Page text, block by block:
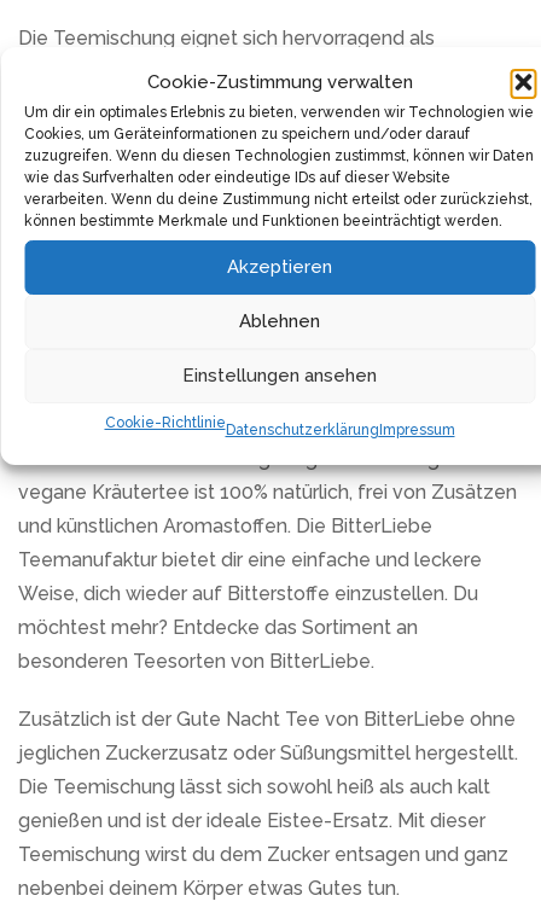
Cookie-Zustimmung verwalten
Um dir ein optimales Erlebnis zu bieten, verwenden wir Technologien wie
Cookies, um Geräteinformationen zu speichern und/oder darauf
zuzugreifen. Wenn du diesen Technologien zustimmst, können wir Daten
wie das Surfverhalten oder eindeutige IDs auf dieser Website
verarbeiten. Wenn du deine Zustimmung nicht erteilst oder zurückziehst,
können bestimmte Merkmale und Funktionen beeinträchtigt werden.
Akzeptieren
Ablehnen
Einstellungen ansehen
Cookie-RichtlinieDatenschutzerklärungImpressum
Die Teemischung eignet sich hervorragend als
Einschlafhilfe. Ein Sortiment an beruhigenden und
wohltuenden Kräutern und Pflanzen helfen dir, den
Stress und die Hektik des Tages hinter dir zu lassen. Ein
heißer Tee vor dem Schlafengehen und du wirst
abends federleicht einschlafen.
Zudem, ist die Qualität des Tees nicht zu übertreffen.
Sie besteht zu 100% aus Premium Bio-Qualität und
natürlichen Zutaten. Keine Kompromisse, nur das Beste
aus der Teemanufaktur geht in jede Tasse.
Die deutsche Herkunft des Tees garantiert eine
vegane Kräutertee ist 100% natürlich, frei von Zusätzen
und künstlichen Aromastoffen. Die BitterLiebe
Teemanufaktur bietet dir eine einfache und leckere
Weise, dich wieder auf Bitterstoffe einzustellen. Du
möchtest mehr? Entdecke das Sortiment an
besonderen Teesorten von BitterLiebe.
Zusätzlich ist der Gute Nacht Tee von BitterLiebe ohne
jeglichen Zuckerzusatz oder Süßungsmittel hergestellt.
Die Teemischung lässt sich sowohl heiß als auch kalt
genießen und ist der ideale Eistee-Ersatz. Mit dieser
Teemischung wirst du dem Zucker entsagen und ganz
nebenbei deinem Körper etwas Gutes tun.